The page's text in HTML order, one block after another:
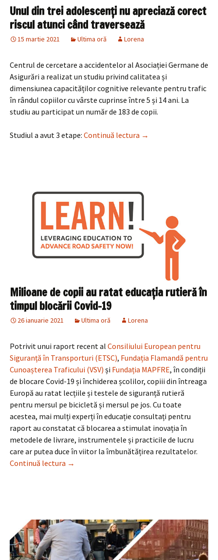
Unul din trei adolescenți nu apreciază corect
riscul atunci când traversează
15 martie 2021 Ultima oră Lorena
Centrul de cercetare a accidentelor al Asociației Germane de
Asigurări a realizat un studiu privind calitatea și
dimensiunea capacităților cognitive relevante pentru trafic
în rândul copiilor cu vârste cuprinse între 5 și 14 ani. La
studiu au participat un număr de 183 de copii.
Studiul a avut 3 etape: Continuă lectura Unul din trei
→
Milioane de copii au ratat educaţia rutieră în
timpul blocării Covid-19
26 ianuarie 2021 Ultima oră Lorena
Potrivit unui raport recent al Consiliului European pentru
Siguranță în Transporturi (ETSC), Fundația Flamandă pentru
Cunoașterea Traficului (VSV) și Fundația MAPFRE, în condiții
de blocare Covid-19 și închiderea școlilor, copiii din întreaga
Europă au ratat lecțiile și testele de siguranță rutieră
pentru mersul pe bicicletă și mersul pe jos. Cu toate
acestea, mai mulți experți în educație consultați pentru
raport au constatat că blocarea a stimulat inovația în
metodele de livrare, instrumentele și practicile de lucru
care ar putea duce în viitor la îmbunătățirea rezultatelor.
Continuă lectura Milioane de copii au ratat educaţia rutieră în
→